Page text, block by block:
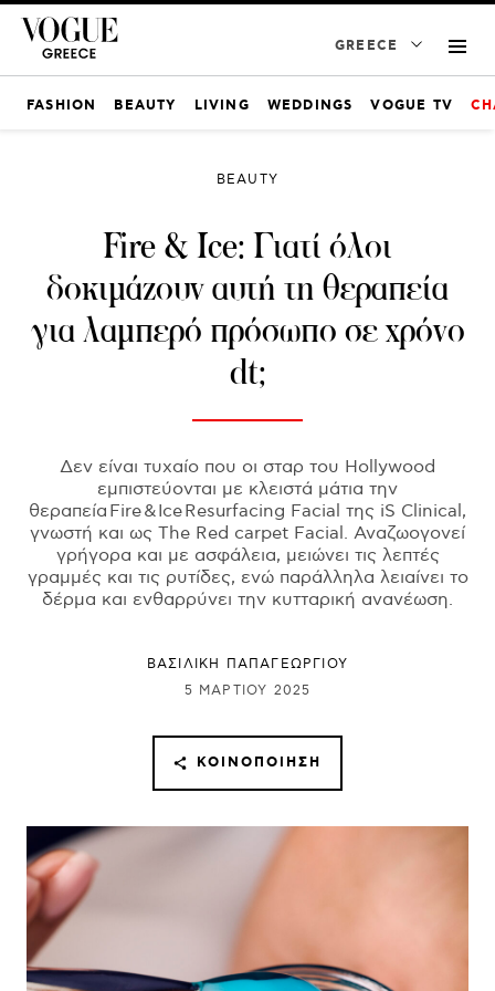
GREECE
FASHION BEAUTY LIVING WEDDINGS VOGUE TV
BEAUTY
Fire & Ice: Γιατί όλοι
δοκιμάζουν αυτή τη θεραπεία
για λαμπερό πρόσωπο σε χρόνο
dt;
Δεν είναι τυχαίο που οι σταρ του Hollywood
εμπιστεύονται με κλειστά μάτια την
θεραπεία Fire & Ice Resurfacing Facial της iS Clinical,
γνωστή και ως The Red carpet Facial. Αναζωογονεί
γρήγορα και με ασφάλεια, μειώνει τις λεπτές
γραμμές και τις ρυτίδες, ενώ παράλληλα λειαίνει το
δέρμα και ενθαρρύνει την κυτταρική ανανέωση.
ΒΑΣΙΛΙΚΗ ΠΑΠΑΓΕΩΡΓΙΟΥ
5 ΜΑΡΤΊΟΥ 2025
ΚΟΙΝΟΠΟΊΗΣΗ